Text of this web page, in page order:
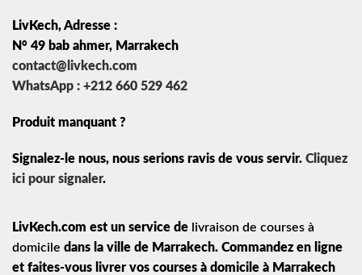
LivKech, Adresse :
N° 49 bab ahmer, Marrakech
contact@livkech.com
WhatsApp : +212 660 529 462
Produit manquant ?
Signalez-le nous, nous serions ravis de vous servir. Cliquez
ici pour signaler.
LivKech.com est un service de livraison de courses à
domicile dans la ville de Marrakech. Commandez en ligne
et faites-vous livrer vos courses à domicile à Marrakech